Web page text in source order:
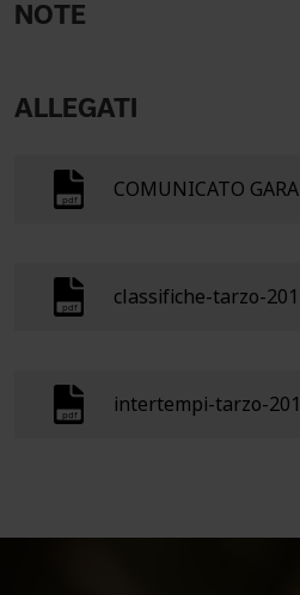
NOTE
ALLEGATI
COMUNICATO
classifiche-tarzo-
intertempi-tarzo-